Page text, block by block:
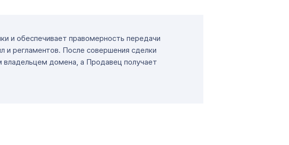
и обеспечивает правомерность передачи
регламентов. После совершения сделки
владельцем домена, а Продавец получает